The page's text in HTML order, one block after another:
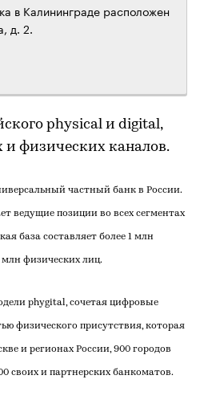
в Калининграде расположен
д. 2.
physical и digital,
физических каналов.
частный банк в России.
ведущие позиции во всех сегментах
база составляет более 1 млн
физических лиц.
phygital, сочетая цифровые
физического присутствия, которая
и регионах России, 900 городов
своих и партнерских банкоматов.